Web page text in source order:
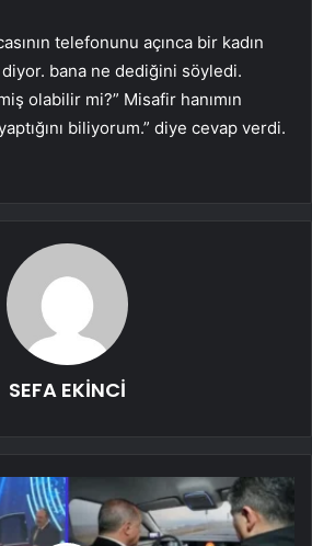
telefonunu açınca bir kadın
bana ne dediğini söyledi.
olabilir mi?” Misafir hanımın
biliyorum.” diye cevap verdi.
SEFA EKİNCİ